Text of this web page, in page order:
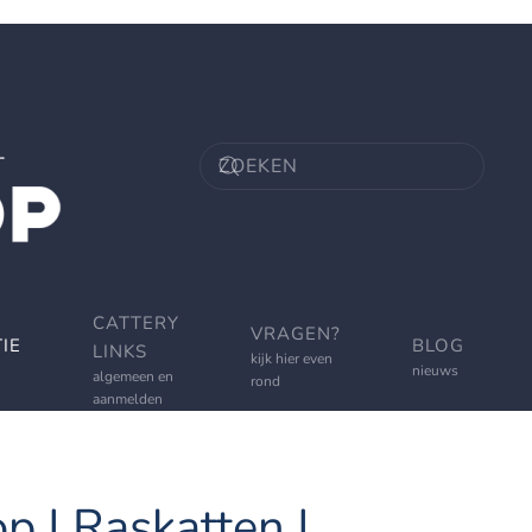
CATTERY
LINKS
algemeen en
aanmelden
VRAGEN?
kijk hier even
rond
BLOG
nieuws